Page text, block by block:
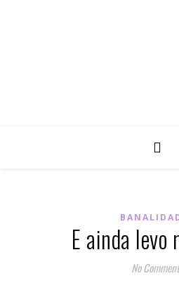
E ainda levo
No